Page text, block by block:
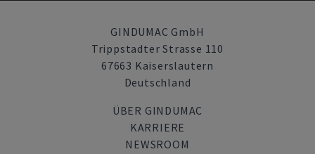
GINDUMAC GmbH
Trippstadter Strasse 110
67663 Kaiserslautern
Deutschland
ÜBER GINDUMAC
KARRIERE
NEWSROOM